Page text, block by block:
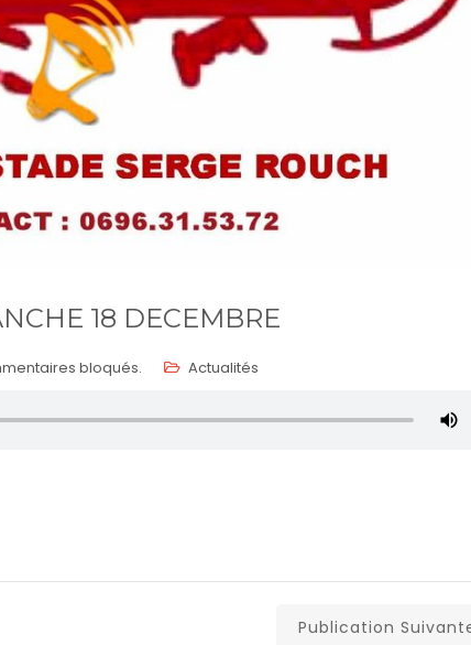
18 DECEMBRE
bloqués. Actualités
Publication